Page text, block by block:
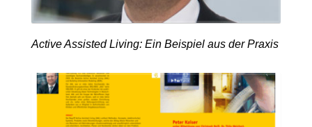
Active Assisted Living: Ein Beispiel aus der Praxis